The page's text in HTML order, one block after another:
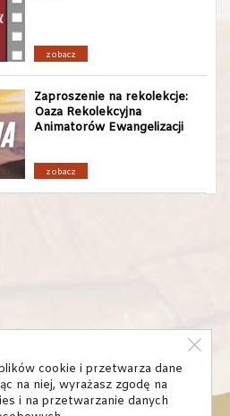
cookie i przetwarza dane
na niej, wyrażasz zgodę na
i na przetwarzanie danych
zobacz
Zaproszenie na rekolekcje:
Oaza Rekolekcyjna
Animatorów Ewangelizacji
zobacz